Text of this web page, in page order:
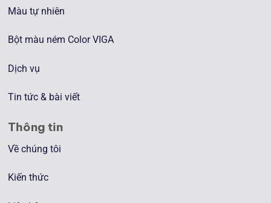
Màu tự nhiên
Bột màu ném Color VIGA
Dịch vụ
Tin tức & bài viết
Thông tin
Về chúng tôi
Kiến thức